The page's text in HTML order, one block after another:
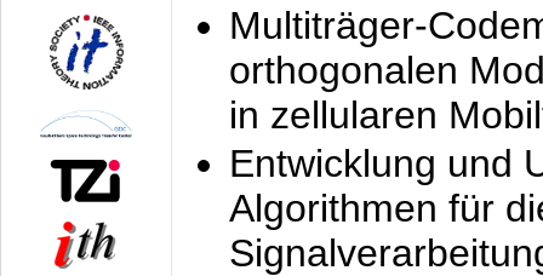
Multiträger-
orthogonalen
in zellularen
Entwicklung und
Algorithmen für